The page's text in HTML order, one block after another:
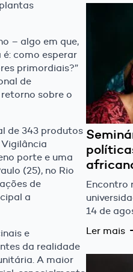
– algo em que,
como esperar
primordiais?”
de
sobre o
de 343 produtos
porte e uma
(25), no Rio
de
a
e
da realidade
A maior
Encontro
14 de
Ler mais